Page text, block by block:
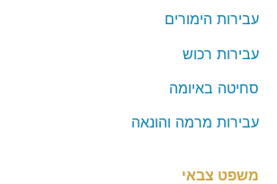
עבירות הימורים
עבירות רכוש
סחיטה באיומה
עבירות מרמה והונאה
משפט צבאי